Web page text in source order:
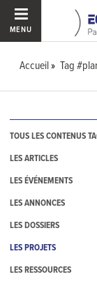
MENU
Accueil Tag
TOUS LES CONTENUS
LES ARTICLES
LES ÉVÉNEMENTS
LES ANNONCES
LES DOSSIERS
LES PROJETS
LES RESSOURCES